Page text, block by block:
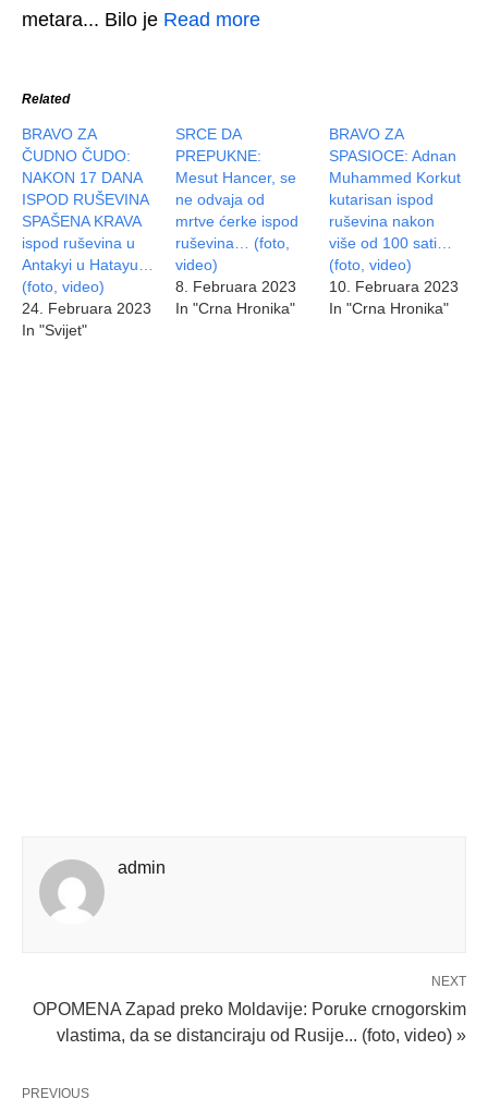
metara... Bilo je Read more
Related
BRAVO ZA
ČUDNO ČUDO:
NAKON 17 DANA
ISPOD RUŠEVINA
SPAŠENA KRAVA
ispod ruševina u
Antakyi u Hatayu…
(foto, video)
24. Februara 2023
In "Svijet"
SRCE DA
PREPUKNE:
Mesut Hancer, se
ne odvaja od
mrtve ćerke ispod
ruševina… (foto,
video)
8. Februara 2023
In "Crna Hronika"
BRAVO ZA
SPASIOCE: Adnan
Muhammed Korkut
kutarisan ispod
ruševina nakon
više od 100 sati…
(foto, video)
10. Februara 2023
In "Crna Hronika"
admin
NEXT
OPOMENA Zapad preko Moldavije: Poruke crnogorskim
vlastima, da se distanciraju od Rusije... (foto, video) »
PREVIOUS